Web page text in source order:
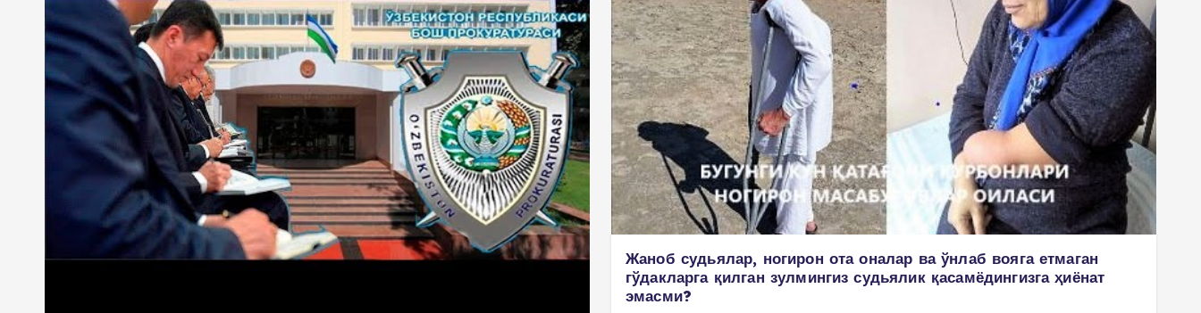
Жаноб судьялар, ногирон ота оналар ва ўнлаб вояга етмаган
гўдакларга қилган зулмингиз судьялик қасамёдингизга ҳиёнат
эмасми?